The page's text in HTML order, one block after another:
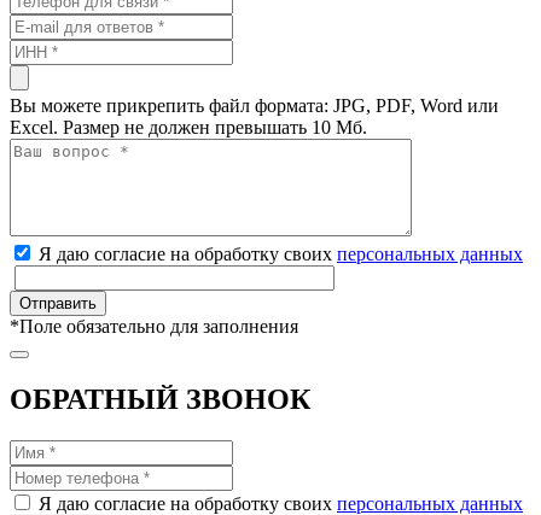
Вы можете прикрепить файл формата: JPG, PDF, Word или
Excel. Размер не должен превышать 10 Мб.
Я даю согласие на обработку своих персональных данных
*Поле обязательно для заполнения
ОБРАТНЫЙ ЗВОНОК
Я даю согласие на обработку своих персональных данных